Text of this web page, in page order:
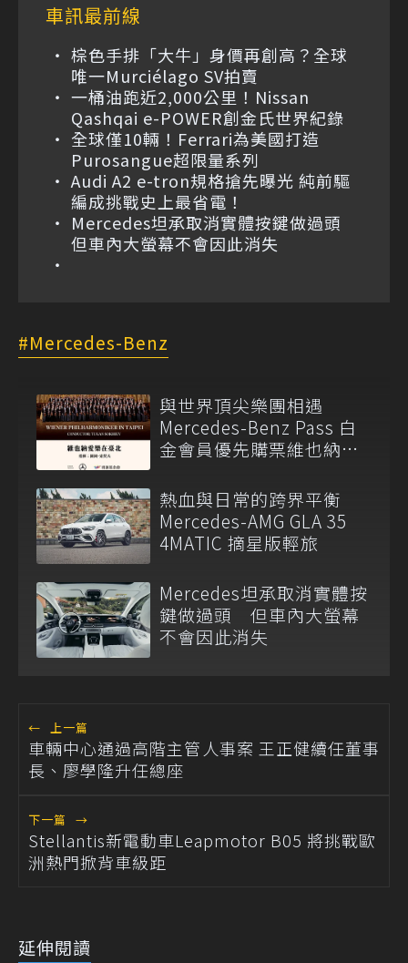
車訊最前線
棕色手排「大牛」身價再創高？全球
唯一Murciélago SV拍賣
一桶油跑近2,000公里！Nissan
Qashqai e-POWER創金氏世界紀錄
全球僅10輛！Ferrari為美國打造
Purosangue超限量系列
Audi A2 e-tron規格搶先曝光 純前驅
編成挑戰史上最省電！
Mercedes坦承取消實體按鍵做過頭
但車內大螢幕不會因此消失
Mercedes-Benz
與世界頂尖樂團相遇
Mercedes-Benz Pass 白
金會員優先購票維也納愛
熱血與日常的跨界平衡
Mercedes-AMG GLA 35
4MATIC 摘星版輕旅
Mercedes坦承取消實體按
鍵做過頭 但車內大螢幕
不會因此消失
← 上一篇
車輛中心通過高階主管人事案 王正健續任董事
長、廖學隆升任總座
下一篇 →
Stellantis新電動車Leapmotor B05 將挑戰歐
洲熱門掀背車級距
延伸閱讀